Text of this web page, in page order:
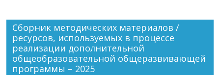
Сборник методических материалов /
ресурсов, используемых в процессе
реализации дополнительной
общеобразовательной общеразвивающей
программы – 2025